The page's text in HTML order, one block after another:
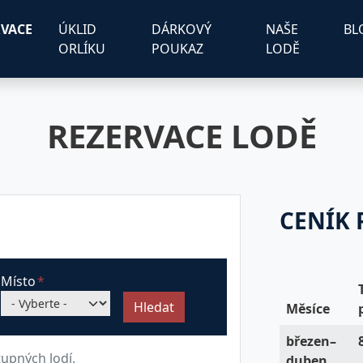
ÚKLID
ORLÍKU
DÁRKOVÝ
POUKAZ
NAŠE
LODĚ
REZERVACE LODĚ
Místo
lodí.
CENÍK
Měsíce
březen–